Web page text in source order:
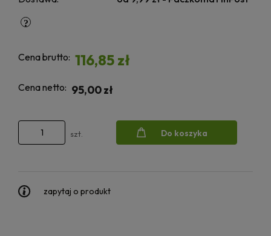
Cena brutto: 116,85 zł
Cena netto: 95,00 zł
szt. Do koszyka
zapytaj o produkt